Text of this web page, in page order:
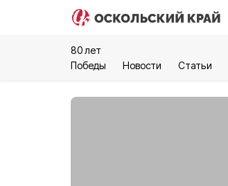
80 лет
Победы
Новости Статьи